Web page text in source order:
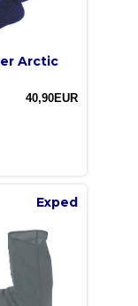
Arctic
40,90EUR
Exped